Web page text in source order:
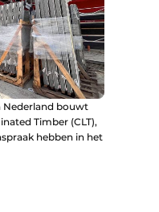
Nederland bouwt
Timber (CLT),
hebben in het